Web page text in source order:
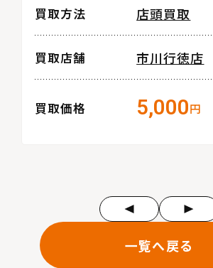
買取方法 店頭買取
買取店舗 市川行徳店
買取価格 5,000円
一覧へ戻る